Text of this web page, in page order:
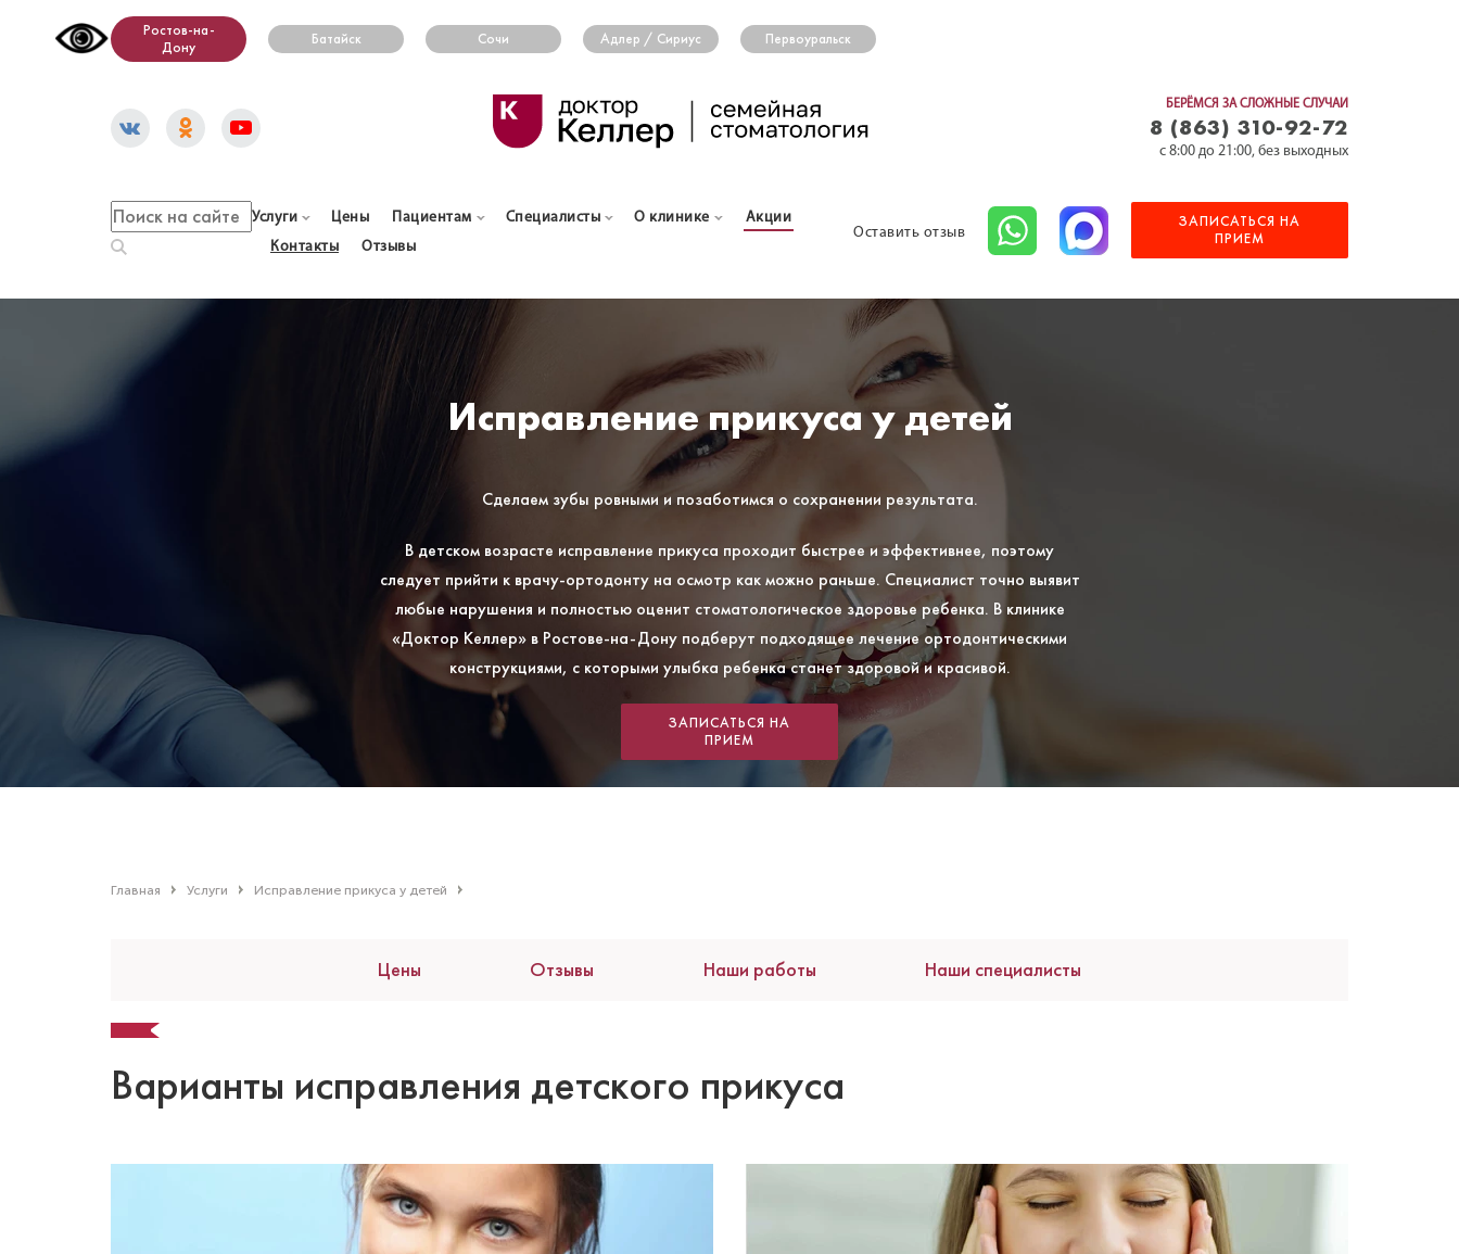
Ростов-на-
Дону
Батайск Сочи Адлер / Сириус Первоуральск
БЕРЁМСЯ ЗА СЛОЖНЫЕ СЛУЧАИ
8 (863) 310-92-72
c 8:00 до 21:00, без выходных
Услуги Цены Пациентам Специалисты О клинике
Акции
Контакты
Отзывы
Оставить отзыв
ЗАПИСАТЬСЯ НА
ПРИЕМ
Исправление прикуса у детей
Сделаем зубы ровными и позаботимся о сохранении результата.
В детском возрасте исправление прикуса проходит быстрее и эффективнее, поэтому
следует прийти к врачу-ортодонту на осмотр как можно раньше. Специалист точно выявит
любые нарушения и полностью оценит стоматологическое здоровье ребенка. В клинике
«Доктор Келлер» в Ростове-на-Дону подберут подходящее лечение ортодонтическими
конструкциями, с которыми улыбка ребенка станет здоровой и красивой.
ЗАПИСАТЬСЯ НА
ПРИЕМ
Главная Услуги Исправление прикуса у детей
Цены Отзывы Наши работы Наши специалисты
Варианты исправления детского прикуса